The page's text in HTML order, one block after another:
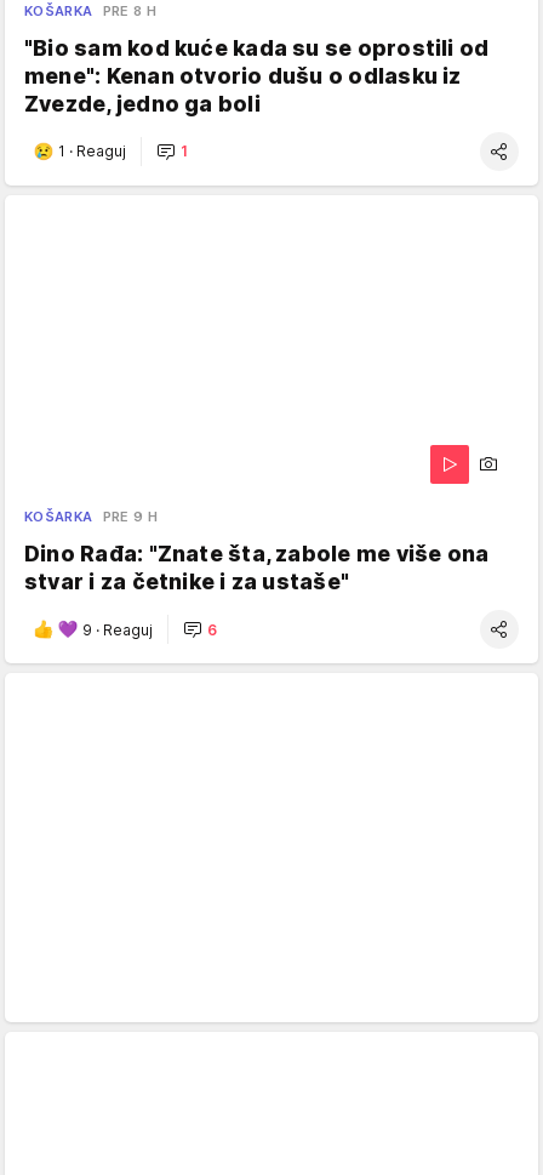
KOŠARKA PRE 8 H
"Bio sam kod kuće kada su se oprostili od
mene": Kenan otvorio dušu o odlasku iz
Zvezde, jedno ga boli
1 · Reaguj 1
KOŠARKA PRE 9 H
Dino Rađa: "Znate šta, zabole me više ona
stvar i za četnike i za ustaše"
9 · Reaguj 6